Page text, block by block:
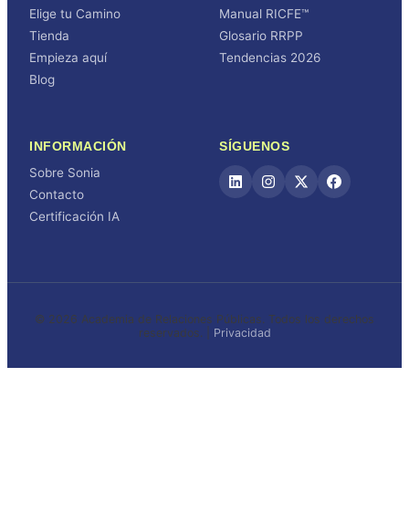
Elige tu Camino
Tienda
Empieza aquí
Blog
Manual RICFE™
Glosario RRPP
Tendencias 2026
INFORMACIÓN
Sobre Sonia
Contacto
Certificación IA
SÍGUENOS
© 2026 Academia de Relaciones Públicas. Todos los derechos
reservados. | Privacidad